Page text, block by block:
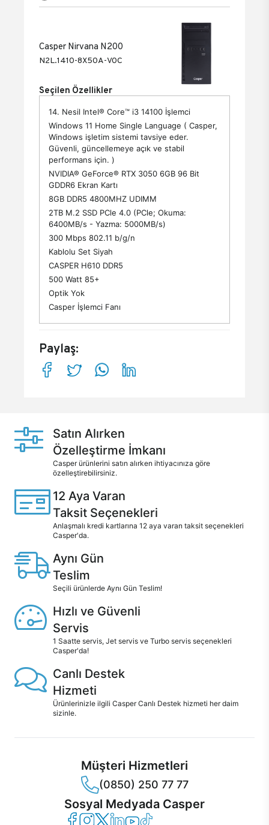
Casper Nirvana N200
N2L.1410-8X50A-V0C
Seçilen Özellikler
14. Nesil Intel® Core™ i3 14100 İşlemci
Windows 11 Home Single Language ( Casper,
Windows işletim sistemi tavsiye eder.
Güvenli, güncellemeye açık ve stabil
performans için. )
NVIDIA® GeForce® RTX 3050 6GB 96 Bit
GDDR6 Ekran Kartı
8GB DDR5 4800MHZ UDIMM
2TB M.2 SSD PCle 4.0 (PCle; Okuma:
6400MB/s - Yazma: 5000MB/s)
300 Mbps 802.11 b/g/n
Kablolu Set Siyah
CASPER H610 DDR5
500 Watt 85+
Optik Yok
Casper İşlemci Fanı
Paylaş:
Satın Alırken
Özelleştirme İmkanı
Casper ürünlerini satın alırken ihtiyacınıza göre
özelleştirebilirsiniz.
12 Aya Varan
Taksit Seçenekleri
Anlaşmalı kredi kartlarına 12 aya varan taksit seçenekleri
Casper'da.
Aynı Gün
Teslim
Seçili ürünlerde Aynı Gün Teslim!
Hızlı ve Güvenli
Servis
1 Saatte servis, Jet servis ve Turbo servis seçenekleri
Casper'da!
Canlı Destek
Hizmeti
Ürünlerinizle ilgili Casper Canlı Destek hizmeti her daim
sizinle.
Müşteri Hizmetleri
(0850) 250 77 77
Sosyal Medyada Casper
Casper Facebook
Casper Instagram
Casper Twitter
Casper LinkedIn
Casper YouTube
Casper TikTok